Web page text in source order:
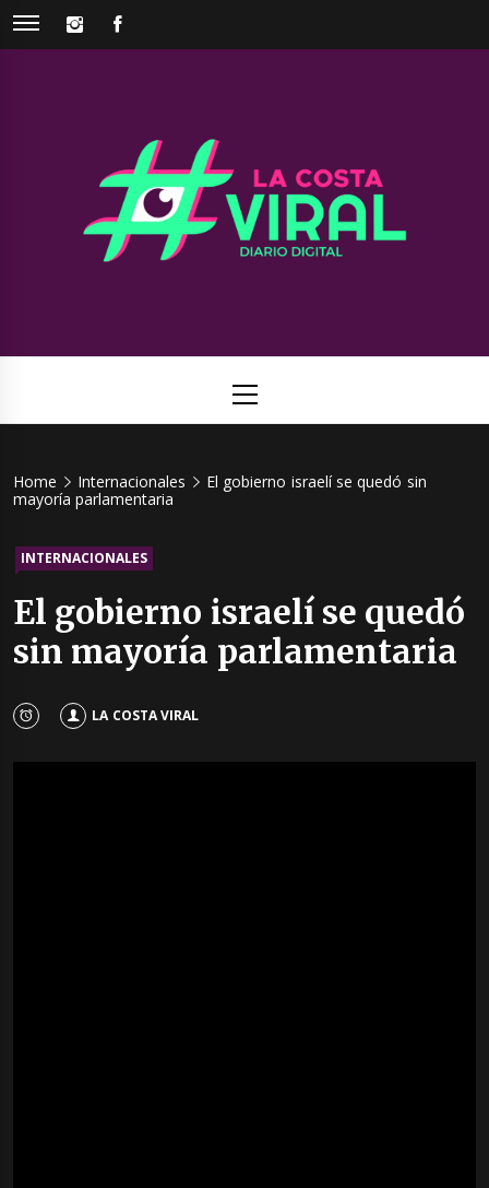
Skip
INSTAGRAM
Viral
Menu
Home Internacionales
El gobierno israelí se quedó sin
mayoría parlamentaria
INTERNACIONALES
El gobierno israelí se quedó
sin mayoría parlamentaria
LA COSTA VIRAL